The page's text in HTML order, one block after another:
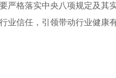
严格落实中央八项规定及其
业信任，引领带动行业健康有